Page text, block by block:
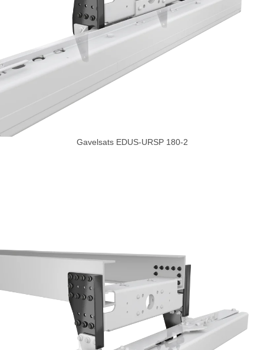
Gavelsats EDUS-URSP 180-2